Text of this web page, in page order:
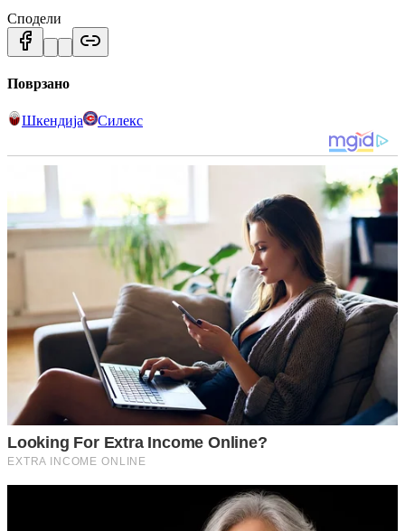
Сподели
Поврзано
Шкендија Силекс